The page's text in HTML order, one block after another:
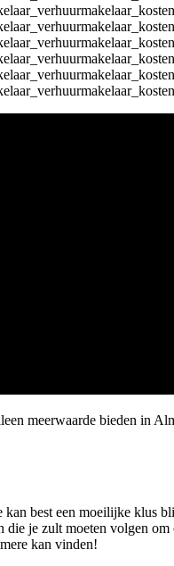
meerwaarde bieden in
best een moeilijke klus
je zult moeten volgen
kan vinden!